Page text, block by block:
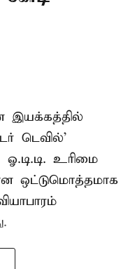
இயக்கத்தில்
டெவில்'
உரிமை
ஒட்டுமொத்தமாக